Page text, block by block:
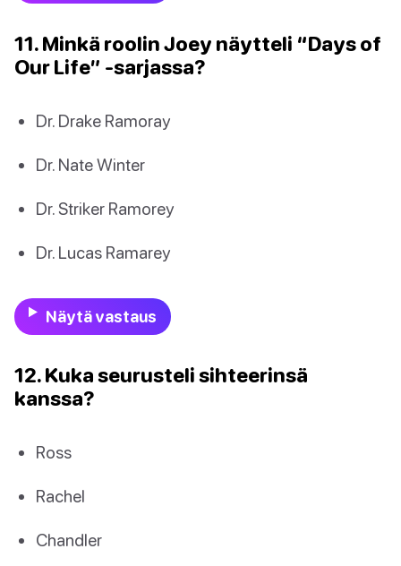
11. Minkä roolin Joey näytteli “Days of
Our Life” -sarjassa?
Dr. Drake Ramoray
Dr. Nate Winter
Dr. Striker Ramorey
Dr. Lucas Ramarey
Näytä vastaus
12. Kuka seurusteli sihteerinsä
kanssa?
Ross
Rachel
Chandler